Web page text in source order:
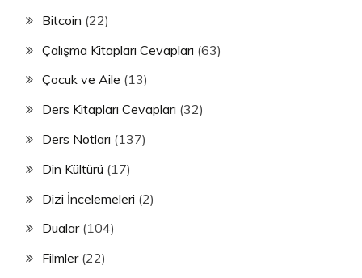
Bitcoin (22)
Çalışma Kitapları Cevapları (63)
Çocuk ve Aile (13)
Ders Kitapları Cevapları (32)
Ders Notları (137)
Din Kültürü (17)
Dizi İncelemeleri (2)
Dualar(104)
Filmler(22)